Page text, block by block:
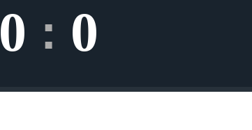
0
:
0